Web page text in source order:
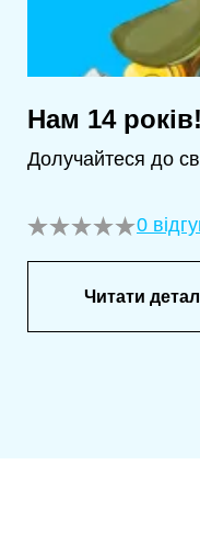
Нам 14
Долучайтеся до
0
Читати